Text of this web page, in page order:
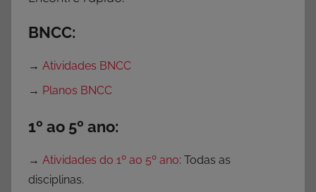
BNCC:
→ Atividades BNCC
→ Planos BNCC
1º ao 5º ano:
→ Atividades do 1º ao 5º ano: Todas as
disciplinas.